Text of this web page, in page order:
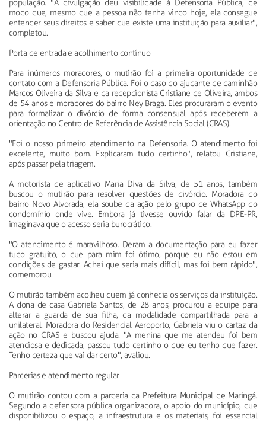
população. "A divulgação deu visibilidade à Defensoria Pública, de
modo que, mesmo que a pessoa não tenha vindo hoje, ela consegue
entender seus direitos e saber que existe uma instituição para auxiliar",
completou.
Porta de entrada e acolhimento contínuo
Para inúmeros moradores, o mutirão foi a primeira oportunidade de
contato com a Defensoria Pública. Foi o caso do ajudante de caminhão
Marcos Oliveira da Silva e da recepcionista Cristiane de Oliveira, ambos
de 54 anos e moradores do bairro Ney Braga. Eles procuraram o evento
para formalizar o divórcio de forma consensual após receberem a
orientação no Centro de Referência de Assistência Social (CRAS).
"Foi o nosso primeiro atendimento na Defensoria. O atendimento foi
excelente, muito bom. Explicaram tudo certinho", relatou Cristiane,
após passar pela triagem.
A motorista de aplicativo Maria Diva da Silva, de 51 anos, também
buscou o mutirão para resolver questões de divórcio. Moradora do
bairro Novo Alvorada, ela soube da ação pelo grupo de WhatsApp do
condomínio onde vive. Embora já tivesse ouvido falar da DPE-PR,
imaginava que o acesso seria burocrático.
"O atendimento é maravilhoso. Deram a documentação para eu fazer
tudo gratuito, o que para mim foi ótimo, porque eu não estou em
condições de gastar. Achei que seria mais difícil, mas foi bem rápido",
comemorou.
O mutirão também acolheu quem já conhecia os serviços da instituição.
A dona de casa Gabriela Santos, de 28 anos, procurou a equipe para
alterar a guarda de sua filha, da modalidade compartilhada para a
unilateral. Moradora do Residencial Aeroporto, Gabriela viu o cartaz da
ação no CRAS e buscou ajuda. "A menina que me atendeu foi bem
atenciosa e dedicada, passou tudo certinho o que eu tenho que fazer.
Tenho certeza que vai dar certo", avaliou.
Parcerias e atendimento regular
O mutirão contou com a parceria da Prefeitura Municipal de Maringá.
Segundo a defensora pública organizadora, o apoio do município, que
disponibilizou o espaço, a infraestrutura e os materiais, foi essencial